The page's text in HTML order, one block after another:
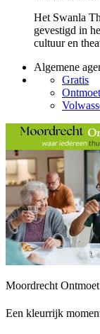
Het Swanla
gevestigd in
cultuur en
Algemene
Gratis
Moordrecht Ontmoet
Een kleurrijk